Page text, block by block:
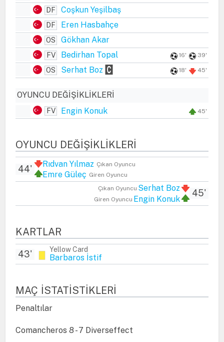
DF Coşkun Yeşilbaş
DF Eren Hasbahçe
OS Gökhan Akar
FV Bedirhan Topal 16' 39'
OS Serhat Boz 18' 45'
OYUNCU DEĞIŞIKLIKLERI
FV Engin Konuk 45'
OYUNCU DEĞIŞIKLIKLERI
Çıkan Oyuncu
Rıdvan Yılmaz
Giren Oyuncu
Emre Güleç
44'
45'
Çıkan Oyuncu Serhat Boz
Giren Oyuncu Engin Konuk
KARTLAR
Yellow Card
Barbaros İstif
43'
MAÇ İSTATISTIKLERI
Penaltılar
Comancheros 8 - 7 Diverseffect